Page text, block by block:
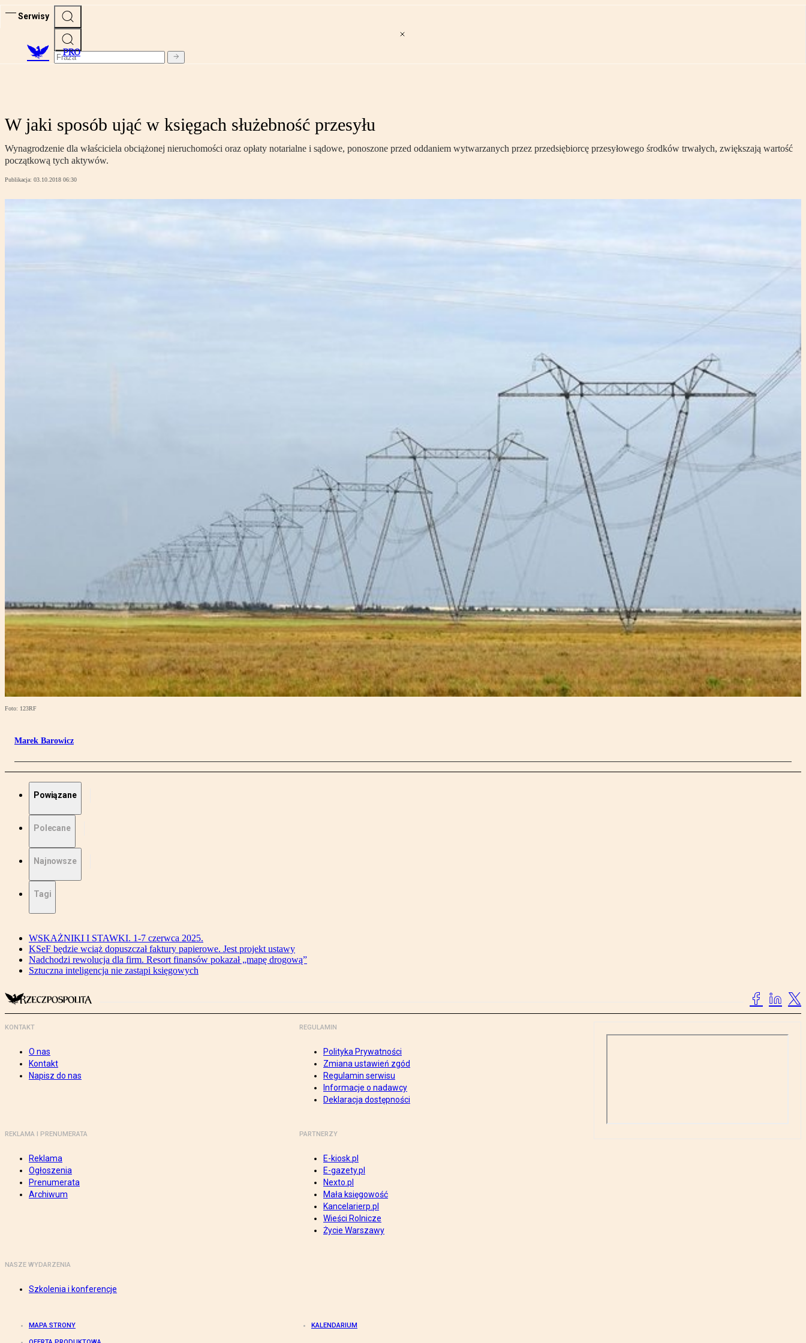
Serwisy
PRO
W jaki sposób ująć w księgach służebność przesyłu
Wynagrodzenie dla właściciela obciążonej nieruchomości oraz opłaty notarialne i sądowe, ponoszone przed oddaniem wytwarzanych przez przedsiębiorcę przesyłowego środków trwałych, zwiększają wartość
początkową tych aktywów.
Publikacja: 03.10.2018 06:30
Foto: 123RF
Marek Barowicz
Powiązane
Polecane
Najnowsze
Tagi
WSKAŻNIKI I STAWKI. 1-7 czerwca 2025.
KSeF będzie wciąż dopuszczał faktury papierowe. Jest projekt ustawy
Nadchodzi rewolucja dla firm. Resort finansów pokazał „mapę drogową”
Sztuczna inteligencja nie zastąpi księgowych
KONTAKT
O nas
Kontakt
Napisz do nas
REGULAMIN
Polityka Prywatności
Zmiana ustawień zgód
Regulamin serwisu
Informacje o nadawcy
Deklaracja dostępności
REKLAMA I PRENUMERATA
Reklama
Ogłoszenia
Prenumerata
Archiwum
PARTNERZY
E-kiosk.pl
E-gazety.pl
Nexto.pl
Mała księgowość
Kancelarierp.pl
Wieści Rolnicze
Życie Warszawy
NASZE WYDARZENIA
Szkolenia i konferencje
MAPA STRONY KALENDARIUM